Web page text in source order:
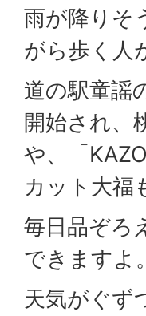
雨が降りそ
がら歩く人
道の駅童謡
開始され、
や、「
カット大福
毎日品ぞろ
できますよ。
天気がぐず